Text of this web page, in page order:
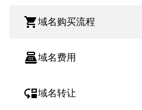
shopping_cart域名购买流程
point_of_sale域名费用
move_down域名转让